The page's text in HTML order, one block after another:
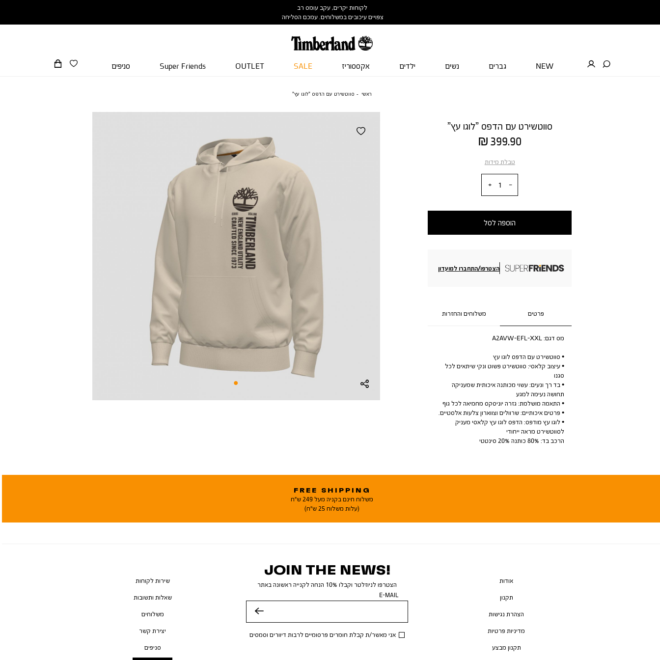
לקוחות יקרים, עקב עומס רב
צפויים עיכובים במשלוחים. עמכם הסליחה
NEW גברים נשים ילדים אקססוריז SALE
OUTLET
Super Friends סניפים
ראשי סווטשירט עם הדפס ”לוגו עץ”
סווטשירט עם הדפס ”לוגו עץ”
מחיר
מוצר
399.90 ₪
טבלת מידות
הוספה לסל
הצטרפו/התחברו למועדון
פרטים משלוחים והחזרות
מס דגם: A2AVW-EFL-XXL
• סווטשירט עם הדפס לוגו עץ
• עיצוב קלאסי: סווטשירט פשוט ונקי שיתאים לכל
סגנו
• בד רך ונעים: עשוי מכותנה איכותית שמעניקה
תחושה נעימה למגע
• התאמה מושלמת: גזרה יוניסקס מחמיאה לכל גוף
• פרטים איכותיים: שרוולים וצווארון צלעות אלסטיים.
• לוגו עץ מודפס: הדפס לוגו עץ קלאסי מעניק
לסווטשירט מראה ייחודי
הרכב בד: 80% כותנה 20% סינטטי
FREE SHIPPING
משלוח חינם בקניה מעל 249 ש"ח
(עלות משלוח 25 ש"ח)
JOIN THE NEWS!
הצטרפו לניוזלטר וקבלו 10% הנחה לקנייה ראשונה באתר
E-MAIL
אני מאשר/ת קבלת חומרים פרסומיים לרבות דיוורים וסמסים
אודות
תקנון
הצהרת נגישות
מדיניות פרטיות
תקנון מבצע
שירות לקוחות
שאלות ותשובות
משלוחים
יצירת קשר
סניפים